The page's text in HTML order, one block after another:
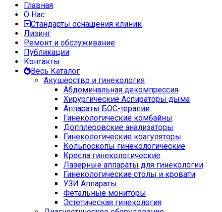
Главная
О Нас
Стандарты оснащения клиник
Лизинг
Ремонт и обслуживание
Публикации
Контакты
Весь Каталог
Акушерство и гинекология
Абдоминальная декомпрессия
Хирургические Аспираторы дыма
Аппараты БОС-терапии
Гинекологические комбайны
Допплеровские анализаторы
Гинекологические коагуляторы
Кольпоскопы гинекологические
Кресла гинекологические
Лазерные аппараты для гинекологии
Гинекологические столы и кровати
УЗИ Аппараты
Фетальные мониторы
Эстетическая гинекология